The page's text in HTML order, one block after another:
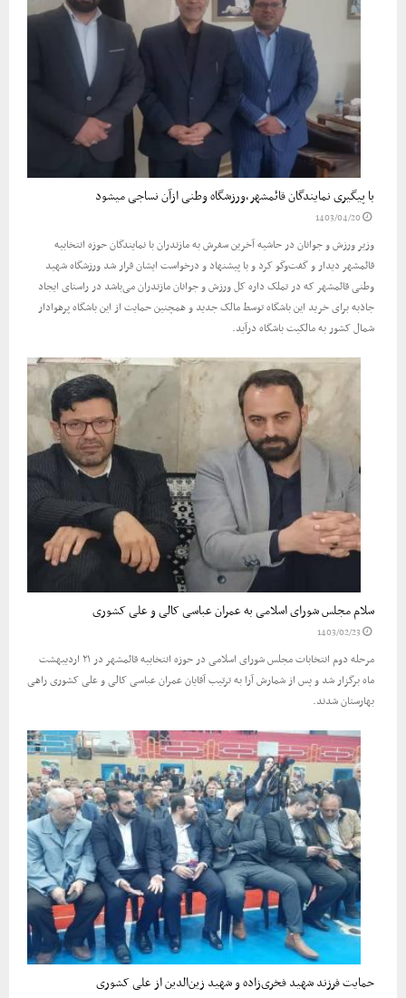
با پیگیری نمایندگان قائمشهر،ورزشگاه وطنی ازآن نساجی میشود
1403/04/20
وزیر ورزش و جوانان در حاشیه آخرین سفرش به مازندران با نمایندگان حوزه انتخابیه
قائمشهر دیدار و گفت‌وگو کرد و با پیشنهاد و درخواست ایشان قرار شد ورزشگاه شهید
وطنی قائمشهر که در تملک داره کل ورزش و جوانان مازندران می‌باشد در راستای ایجاد
جاذبه برای خرید این باشگاه توسط مالک جدید و همچنین حمایت از این باشگاه پرهوادار
شمال کشور به مالکیت باشگاه درآید.
سلام مجلس شورای اسلامی به عمران عباسی کالی و علی کشوری
1403/02/23
مرحله دوم انتخابات مجلس شورای اسلامی در حوزه انتخابیه قائمشهر در ۲۱ اردیبهشت
ماه برگزار شد و پس از شمارش آرا به ترتیب آقایان عمران عباسی کالی و علی کشوری راهی
بهارستان شدند.
حمایت فرزند شهید فخری‌زاده و شهید زین‌الدین از علی کشوری